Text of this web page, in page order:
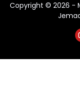
Copyright © 2026 -